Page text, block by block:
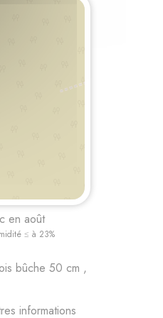
en août
≤ à 23%
bûche 50 cm ,
informations